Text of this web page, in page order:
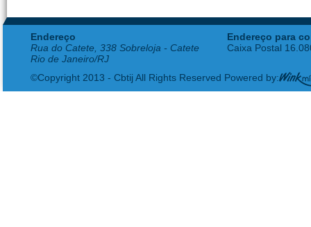
Endereço
Rua do Catete, 338 Sobreloja - Catete
Rio de Janeiro/RJ
Endereço para
Caixa Postal
©Copyright 2013 - Cbtij All Rights Reserved Powered by: